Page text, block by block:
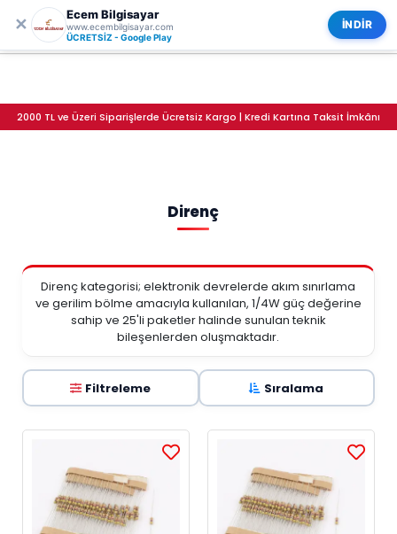
✕
Ecem Bilgisayar
www.ecembilgisayar.com
ÜCRETSİZ - Google Play
İNDİR
2000 TL ve Üzeri Siparişlerde Ücretsiz Kargo | Kredi Kartına Taksit İmkânı
0
Direnç
Direnç kategorisi; elektronik devrelerde akım sınırlama
ve gerilim bölme amacıyla kullanılan, 1/4W güç değerine
sahip ve 25'li paketler halinde sunulan teknik
bileşenlerden oluşmaktadır.
Filtreleme Sıralama
ECEM BİLGİSAYAR
Direnç
Kategoriler